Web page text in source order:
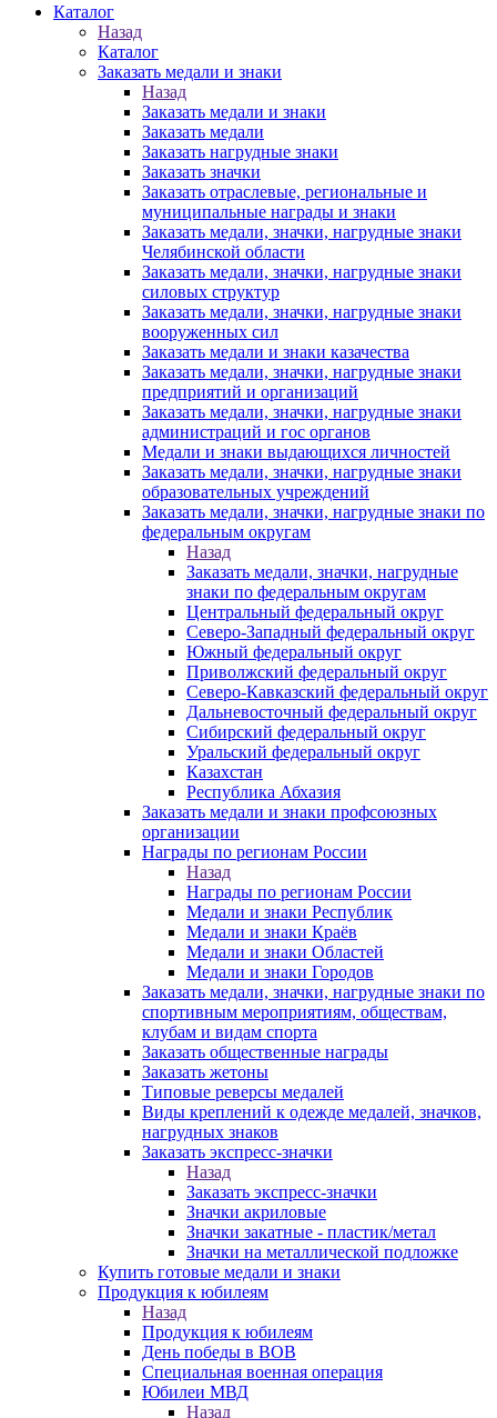
Каталог
Назад
Каталог
Заказать медали и знаки
Назад
Заказать медали и знаки
Заказать медали
Заказать нагрудные знаки
Заказать значки
Заказать отраслевые, региональные и
муниципальные награды и знаки
Заказать медали, значки, нагрудные знаки
Челябинской области
Заказать медали, значки, нагрудные знаки
силовых структур
Заказать медали, значки, нагрудные знаки
вооруженных сил
Заказать медали и знаки казачества
Заказать медали, значки, нагрудные знаки
предприятий и организаций
Заказать медали, значки, нагрудные знаки
администраций и гос органов
Медали и знаки выдающихся личностей
Заказать медали, значки, нагрудные знаки
образовательных учреждений
Заказать медали, значки, нагрудные знаки по
федеральным округам
Назад
Заказать медали, значки, нагрудные
знаки по федеральным округам
Центральный федеральный округ
Северо-Западный федеральный округ
Южный федеральный округ
Приволжский федеральный округ
Северо-Кавказский федеральный округ
Дальневосточный федеральный округ
Сибирский федеральный округ
Уральский федеральный округ
Казахстан
Республика Абхазия
Заказать медали и знаки профсоюзных
организации
Награды по регионам России
Назад
Награды по регионам России
Медали и знаки Республик
Медали и знаки Краёв
Медали и знаки Областей
Медали и знаки Городов
Заказать медали, значки, нагрудные знаки по
спортивным мероприятиям, обществам,
клубам и видам спорта
Заказать общественные награды
Заказать жетоны
Типовые реверсы медалей
Виды креплений к одежде медалей, значков,
нагрудных знаков
Заказать экспресс-значки
Назад
Заказать экспресс-значки
Значки акриловые
Значки закатные - пластик/метал
Значки на металлической подложке
Купить готовые медали и знаки
Продукция к юбилеям
Назад
Продукция к юбилеям
День победы в ВОВ
Специальная военная операция
Юбилеи МВД
Назад